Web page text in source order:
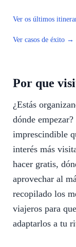
Ver os últimos
Ver casos de éxito →
Por que
¿Estás
dónde
imprescindible
interés más
hacer gratis,
aprovechar al
recopilado los
viajeros para
adaptarlos a tu